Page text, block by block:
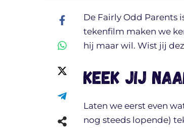
De Fairly Odd Parents
tekenfilm maken we
hij maar wil. Wist jij
Keek jij
Laten we eerst even
nog steeds lopende)